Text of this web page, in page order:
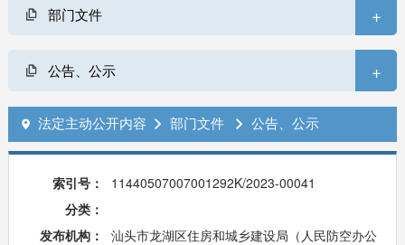
部门文件 +
公告、公示 +
 法定主动公开内容  部门文件  公告、公示
索引号：
11440507007001292K/2023-00041
分类：
发布机构：
汕头市龙湖区住房和城乡建设局（人民防空办公